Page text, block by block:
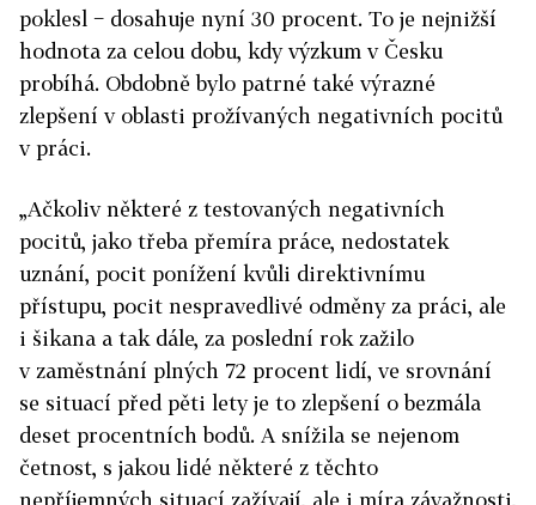
poklesl − dosahuje nyní 30 procent. To je nejnižší
hodnota za celou dobu, kdy výzkum v Česku
probíhá. Obdobně bylo patrné také výrazné
zlepšení v oblasti prožívaných negativních pocitů
v práci.
„Ačkoliv některé z testovaných negativních
pocitů, jako třeba přemíra práce, nedostatek
uznání, pocit ponížení kvůli direktivnímu
přístupu, pocit nespravedlivé odměny za práci, ale
i šikana a tak dále, za poslední rok zažilo
v zaměstnání plných 72 procent lidí, ve srovnání
se situací před pěti lety je to zlepšení o bezmála
deset procentních bodů. A snížila se nejenom
četnost, s jakou lidé některé z těchto
nepříjemných situací zažívají, ale i míra závažnosti,